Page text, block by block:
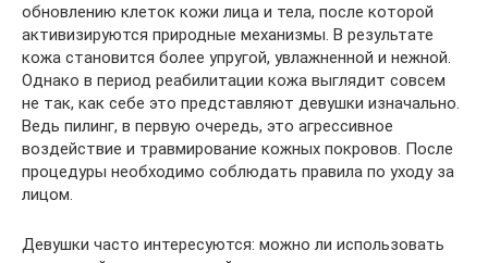
обновлению клеток кожи лица и тела, после которой
активизируются природные механизмы. В результате
кожа становится более упругой, увлажненной и нежной.
Однако в период реабилитации кожа выглядит совсем
не так, как себе это представляют девушки изначально.
Ведь пилинг, в первую очередь, это агрессивное
воздействие и травмирование кожных покровов. После
процедуры необходимо соблюдать правила по уходу за
лицом.
Девушки часто интересуются: можно ли использовать